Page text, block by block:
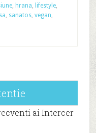
, hrana, lifestyle,
, sanatos, vegan,
ai Intercer